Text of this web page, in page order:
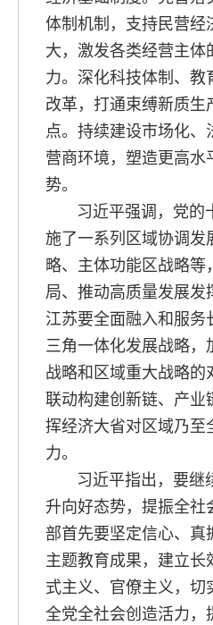
体制机制，支持民营经
大，激发各类经营主体
力。深化科技体制、教
改革，打通束缚新质生
点。持续建设市场化、
营商环境，塑造更高水
势。
习近平强调，党的
施了一系列区域协调发
略、主体功能区战略等
局、推动高质量发展发
江苏要全面融入和服务
三角一体化发展战略，
战略和区域重大战略的
联动构建创新链、产业
挥经济大省对区域乃至
力。
习近平指出，要继
升向好态势，提振全社
部首先要坚定信心、真
主题教育成果，建立长
式主义、官僚主义，切
全党全社会创造活力，